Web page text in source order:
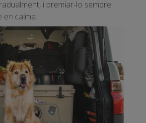
i premiar-lo sempre
en calma.